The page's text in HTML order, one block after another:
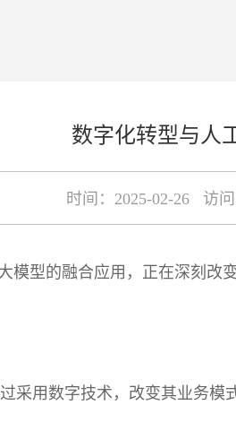
数字化转型与人
时间：2025-02-26 访
模型的融合应用，正在深刻改
采用数字技术，改变其业务